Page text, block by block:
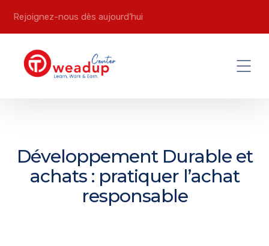
Rejoignez-nous dès aujourd’hui
Développement Durable et
achats : pratiquer l’achat
responsable